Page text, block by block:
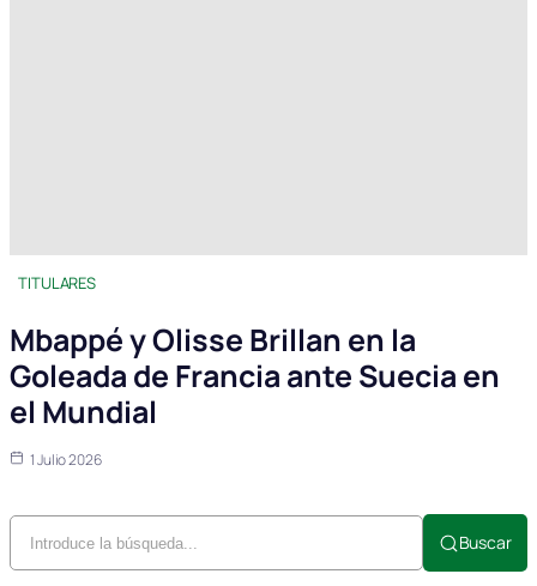
TITULARES
Mbappé y Olisse Brillan en la
Goleada de Francia ante Suecia en
el Mundial
1 Julio 2026
Buscar